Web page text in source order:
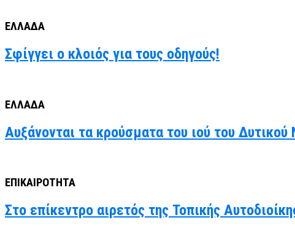
ΕΛΛΑΔΑ
Σφίγγει ο κλοιός για τους οδηγούς!
ΕΛΛΑΔΑ
Αυξάνονται τα κρούσματα του ιού του Δυτικού
ΕΠΙΚΑΙΡΟΤΗΤΑ
Στο επίκεντρο αιρετός της Τοπικής